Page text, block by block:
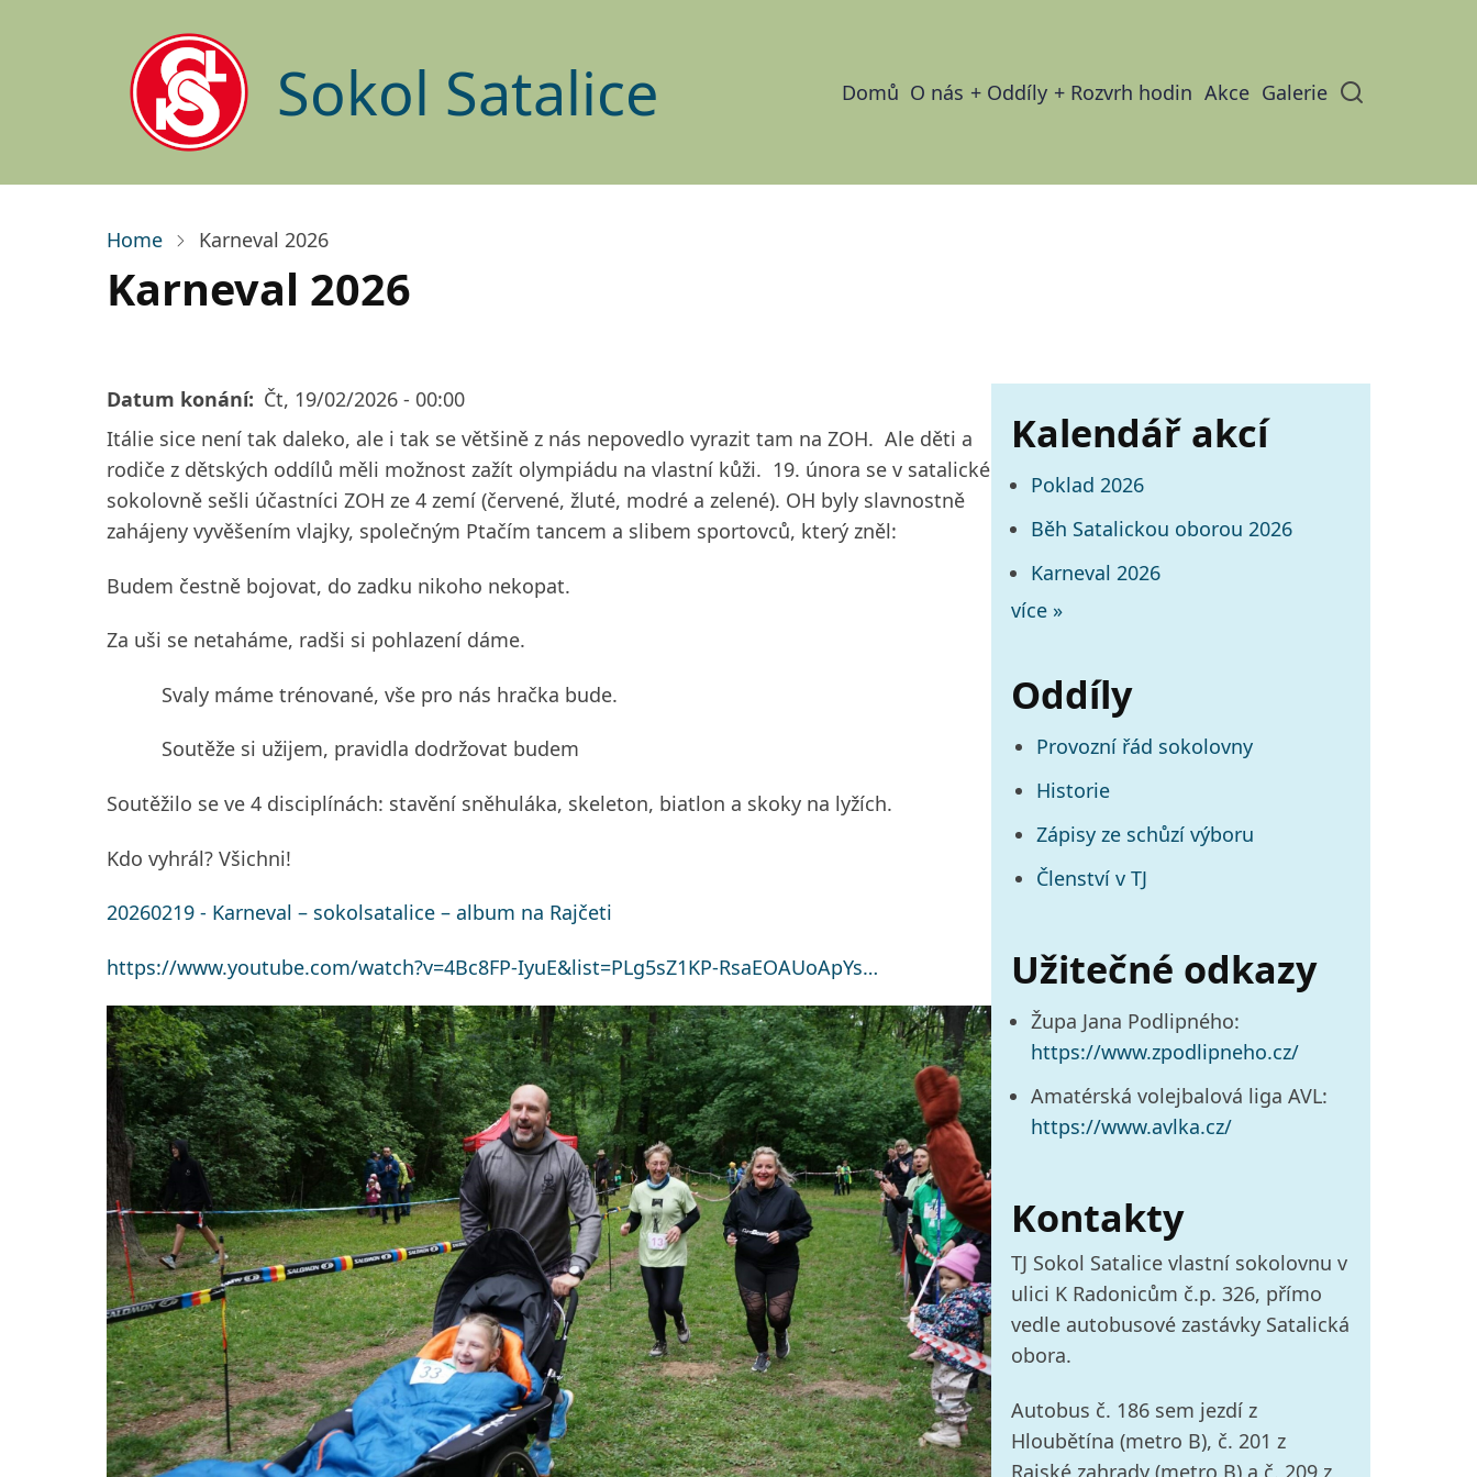
Sokol Satalice
Main
Domů O nás Oddíly Rozvrh hodin Akce Galerie
Home Karneval 2026
Karneval 2026
Datum konání
Čt, 19/02/2026 - 00:00
Itálie sice není tak daleko, ale i tak se většině z nás nepovedlo vyrazit tam na ZOH. Ale děti a
rodiče z dětských oddílů měli možnost zažít olympiádu na vlastní kůži. 19. února se v satalické
sokolovně sešli účastníci ZOH ze 4 zemí (červené, žluté, modré a zelené). OH byly slavnostně
zahájeny vyvěšením vlajky, společným Ptačím tancem a slibem sportovců, který zněl:
Budem čestně bojovat, do zadku nikoho nekopat.
Za uši se netaháme, radši si pohlazení dáme.
Svaly máme trénované, vše pro nás hračka bude.
Soutěže si užijem, pravidla dodržovat budem
Soutěžilo se ve 4 disciplínách: stavění sněhuláka, skeleton, biatlon a skoky na lyžích.
Kdo vyhrál? Všichni!
20260219 - Karneval – sokolsatalice – album na Rajčeti
https://www.youtube.com/watch?v=4Bc8FP-IyuE&list=PLg5sZ1KP-RsaEOAUoApYs…
Kalendář akcí
Poklad 2026
Běh Satalickou oborou 2026
Karneval 2026
více »
Oddíly
Provozní řád sokolovny
Historie
Zápisy ze schůzí výboru
Členství v TJ
Užitečné odkazy
Župa Jana Podlipného:
https://www.zpodlipneho.cz/
Amatérská volejbalová liga AVL:
https://www.avlka.cz/
Kontakty
TJ Sokol Satalice vlastní sokolovnu v
ulici K Radonicům č.p. 326, přímo
vedle autobusové zastávky Satalická
obora.
Autobus č. 186 sem jezdí z
Hloubětína (metro B), č. 201 z
Rajské zahrady (metro B) a č. 209 z